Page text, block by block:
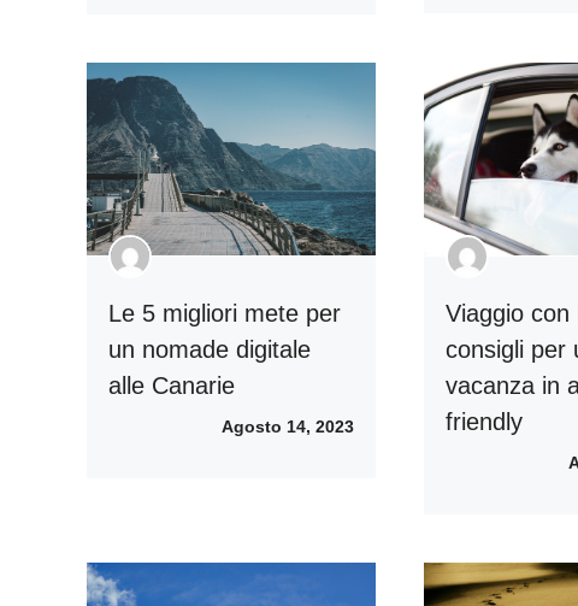
Le 5 migliori mete per
un nomade digitale
alle Canarie
Agosto 14, 2023
Viaggio con
consigli per
vacanza in
friendly